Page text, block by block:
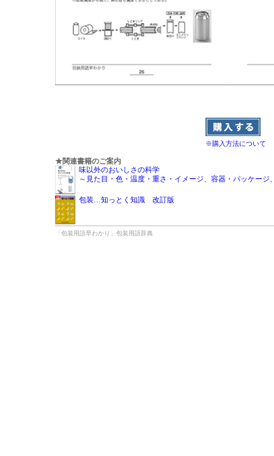
※購入方法について
★関連書籍のご案内
味以外のおいしさの科学
～見た目・色・温度・重さ・イメージ、容器・パッケー
包装…知っとく知識 改訂版
「包装用語早わかり」包装用語辞典